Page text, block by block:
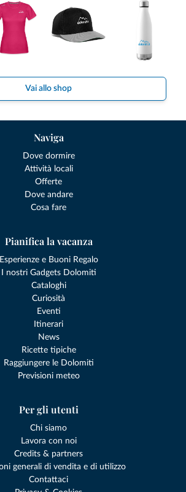
Vai allo shop
Naviga
Dove dormire
Attività locali
Offerte
Dove andare
Cosa fare
Pianifica la vacanza
Esperienze e Buoni Regalo
I nostri Gadgets Dolomiti
Cataloghi
Curiosità
Eventi
Itinerari
News
Ricette tipiche
Raggiungere le Dolomiti
Previsioni meteo
Per gli utenti
Chi siamo
Lavora con noi
Credits & partners
generali di vendita e di utilizzo
Contattaci